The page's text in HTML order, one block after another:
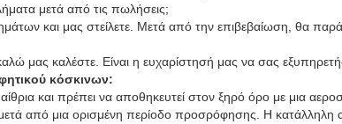
μετά από τις πωλήσεις;
και μας στείλετε. Μετά από την επιβεβαίωση, θα
μας καλέστε. Είναι η ευχαρίστησή μας να σας
κόσκινων:
και πρέπει να αποθηκευτεί στον ξηρό όρο με μια
από μια ορισμένη περίοδο προσρόφησης. Η κατάλληλη